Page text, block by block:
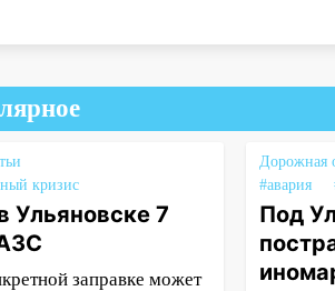
кризис
Ульяновске 7
заправке может
Дорожная
#авария
Под